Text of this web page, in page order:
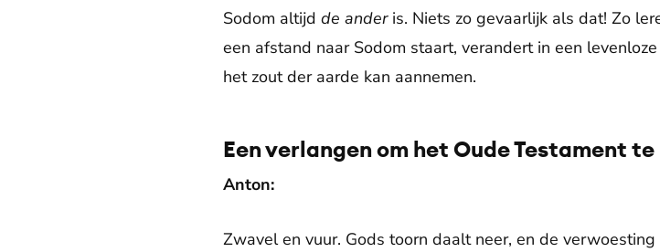
Sodom altijd de anderis. Niets zo gevaarlijk als dat! Zo
een afstand naar Sodom staart, verandert in een
het zout der aarde kan aannemen.
Een verlangen om het Oude Testament
Anton:
Zwavel en vuur. Gods toorn daalt neer, en de